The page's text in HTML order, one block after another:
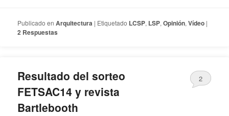
Publicado en Arquitectura | Etiquetado LCSP, LSP,Opinión,Vídeo |
2 Respuestas
Resultado del sorteo
FETSAC14 y revista
Bartlebooth
2